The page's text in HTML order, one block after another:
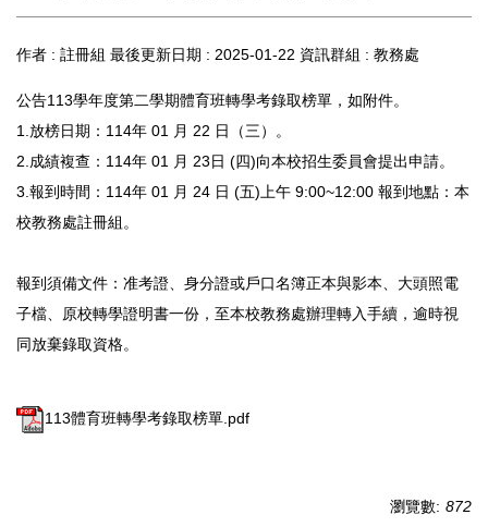
作者 : 註冊組 最後更新日期 : 2025-01-22 資訊群組 : 教務處
公告113學年度第二學期體育班轉學考錄取榜單，如附件。
1.放榜日期：114年 01 月 22 日（三）。
2.成績複查：114年 01 月 23日 (四)向本校招生委員會提出申請。
3.報到時間：114年 01 月 24 日 (五)上午 9:00~12:00 報到地點：本
校教務處註冊組。
報到須備文件：准考證、身分證或戶口名簿正本與影本、大頭照電
子檔、原校轉學證明書一份，至本校教務處辦理轉入手續，逾時視
同放棄錄取資格。
113體育班轉學考錄取榜單.pdf
瀏覽數: 872